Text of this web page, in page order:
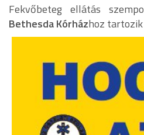
Fekvőbeteg ellátás
Bethesda Kórházhoz tartozik